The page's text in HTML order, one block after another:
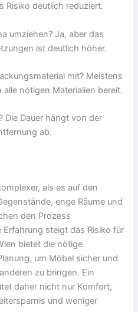
Risiko deutlich reduziert.
umziehen? Ja, aber das
ist deutlich höher.
mit? Meistens
nötigen Materialien bereit.
Die Dauer hängt von der
ab.
als es auf den
enge Räume und
den Prozess
steigt das Risiko für
bietet die nötige
um Möbel sicher und
zu bringen. Ein
daher nicht nur Komfort,
und weniger